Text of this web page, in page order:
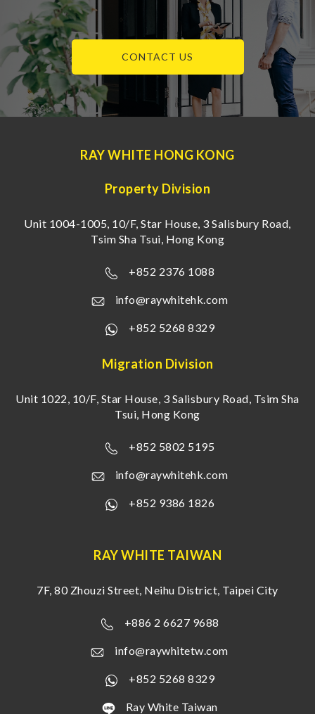
CONTACT US
RAY WHITE HONG KONG
Property Division
Unit 1004-1005, 10/F, Star House, 3 Salisbury Road,
Tsim Sha Tsui, Hong Kong
+852 2376 1088
info@raywhitehk.com
+852 5268 8329
Migration Division
Unit 1022, 10/F, Star House, 3 Salisbury Road, Tsim Sha
Tsui, Hong Kong
+852 5802 5195
info@raywhitehk.com
+852 9386 1826
RAY WHITE TAIWAN
7F, 80 Zhouzi Street, Neihu District, Taipei City
+886 2 6627 9688
info@raywhitetw.com
+852 5268 8329
Ray White Taiwan